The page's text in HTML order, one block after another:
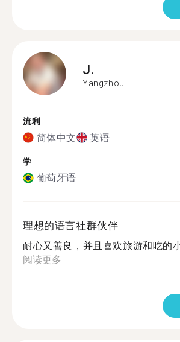
J.
Yangzhou
流利
简体中文 英语
学
葡萄牙语
理想的语言社群伙伴
耐心又善良，并且喜欢旅游和吃的
阅读更多